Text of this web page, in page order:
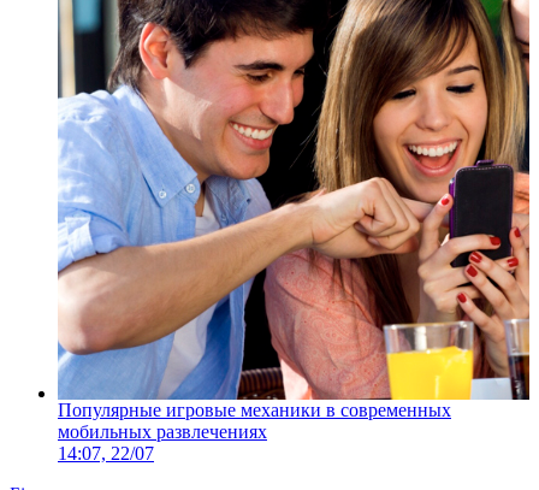
Популярные игровые механики в современных
мобильных развлечениях
14:07, 22/07